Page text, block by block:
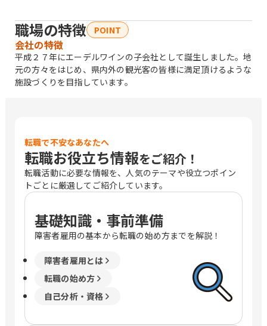
職場の特徴 POINT
会社の特徴
平成２７年にエーデルワインの子会社として誕生しました。地
元の方々をはじめ、県内外の観光客の皆様に満足頂けるような
施設づくりを目指しています。
転職で不安なあなたへ
転職お役立ち情報をご紹介！
転職活動に必要な情報を、人気のテーマや役立つポイン
トごとに厳選してご紹介しています。
基礎知識・事前準備
障害者雇用の基本から転職の始め方までを解説！
障害者雇用とは
転職の始め方
自己分析・資格